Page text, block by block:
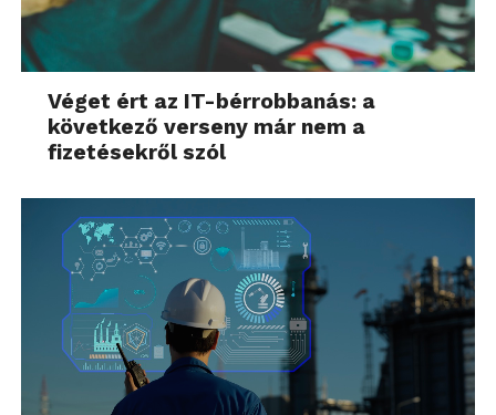
Véget ért az IT-bérrobbanás: a
következő verseny már nem a
fizetésekről szól